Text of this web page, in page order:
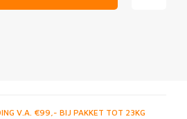
V.A. €99,- BIJ PAKKET TOT 23KG